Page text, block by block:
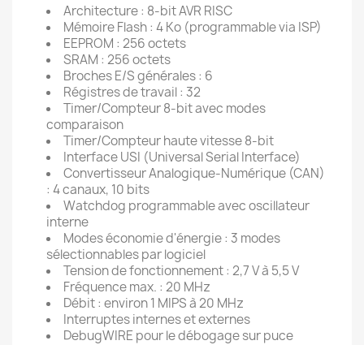
Architecture : 8-bit AVR RISC
Mémoire Flash : 4 Ko (programmable via ISP)
EEPROM : 256 octets
SRAM : 256 octets
Broches E/S générales : 6
Régistres de travail : 32
Timer/Compteur 8-bit avec modes
comparaison
Timer/Compteur haute vitesse 8-bit
Interface USI (Universal Serial Interface)
Convertisseur Analogique-Numérique (CAN)
: 4 canaux, 10 bits
Watchdog programmable avec oscillateur
interne
Modes économie d'énergie : 3 modes
sélectionnables par logiciel
Tension de fonctionnement : 2,7 V à 5,5 V
Fréquence max. : 20 MHz
Débit : environ 1 MIPS à 20 MHz
Interruptes internes et externes
DebugWIRE pour le débogage sur puce